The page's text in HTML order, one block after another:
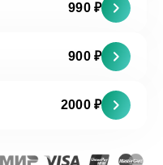
990 ₽
900 ₽
2000 ₽